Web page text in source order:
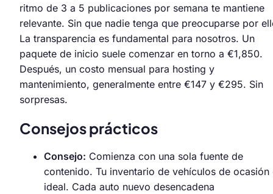
ritmo de 3 a 5 publicaciones por semana te mantiene
relevante. Sin que nadie tenga que preocuparse por
La transparencia es fundamental para nosotros. Un
paquete de inicio suele comenzar en torno a €1,850.
Después, un costo mensual para hosting y
mantenimiento, generalmente entre €147 y €295. Sin
sorpresas.
Consejos prácticos
Consejo: Comienza con una sola fuente de
contenido. Tu inventario de vehículos de ocasión
ideal. Cada auto nuevo desencadena